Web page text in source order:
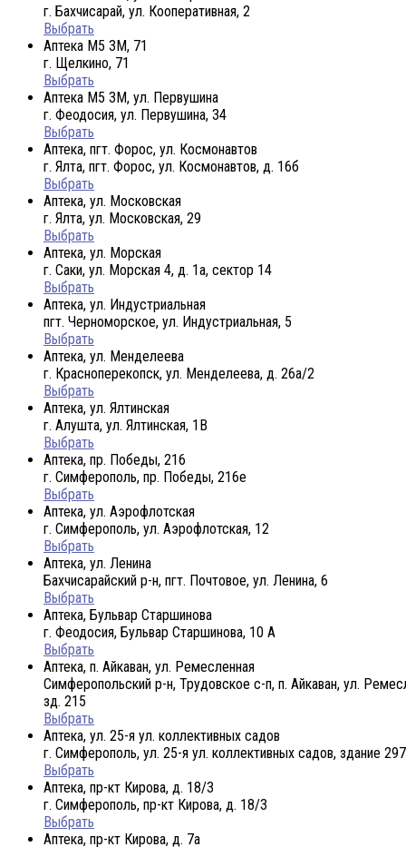
г. Бахчисарай, ул. Кооперативная, 2
Выбрать
Аптека М5 3М, 71
г. Щелкино, 71
Выбрать
Аптека М5 3М, ул. Первушина
г. Феодосия, ул. Первушина, 34
Выбрать
Аптека, пгт. Форос, ул. Космонавтов
г. Ялта, пгт. Форос, ул. Космонавтов, д. 16б
Выбрать
Аптека, ул. Московская
г. Ялта, ул. Московская, 29
Выбрать
Аптека, ул. Морская
г. Саки, ул. Морская 4, д. 1а, сектор 14
Выбрать
Аптека, ул. Индустриальная
пгт. Черноморское, ул. Индустриальная, 5
Выбрать
Аптека, ул. Менделеева
г. Красноперекопск, ул. Менделеева, д. 26а/2
Выбрать
Аптека, ул. Ялтинская
г. Алушта, ул. Ялтинская, 1В
Выбрать
Аптека, пр. Победы, 216
г. Симферополь, пр. Победы, 216е
Выбрать
Аптека, ул. Аэрофлотская
г. Симферополь, ул. Аэрофлотская, 12
Выбрать
Аптека, ул. Ленина
Бахчисарайский р-н, пгт. Почтовое, ул. Ленина, 6
Выбрать
Аптека, Бульвар Старшинова
г. Феодосия, Бульвар Старшинова, 10 А
Выбрать
Аптека, п. Айкаван, ул. Ремесленная
Симферопольский р-н, Трудовское с-п, п. Айкаван, ул.
зд. 215
Выбрать
Аптека, ул. 25-я ул. коллективных садов
г. Симферополь, ул. 25-я ул. коллективных садов, здание 297
Выбрать
Аптека, пр-кт Кирова, д. 18/3
г. Симферополь, пр-кт Кирова, д. 18/3
Выбрать
Аптека, пр-кт Кирова, д. 7а